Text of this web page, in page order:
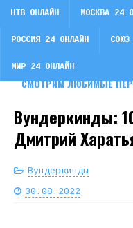
СМОТРИМ ЛЮБИМЫЕ
НТВ ОНЛАЙН МОСКВА 24
РОССИЯ 24 ОНЛАЙН СОЮЗ
МИР 24 ОНЛАЙН
Вундеркинды:
Дмитрий
Вундеркинды
30.08.2022